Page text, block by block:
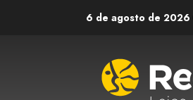
6 de agosto de 2026